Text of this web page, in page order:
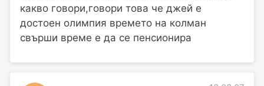
какво говори,говори това че джей е
достоен олимпия времето на колман
свърши време е да се пенсионира